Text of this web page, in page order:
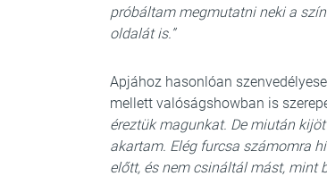
próbáltam megmutatni neki a
oldalát is.”
Apjához hasonlóan
mellett valóságshowban is
éreztük magunkat. De miután
akartam. Elég furcsa számomra
előtt, és nem csináltál mást, mint